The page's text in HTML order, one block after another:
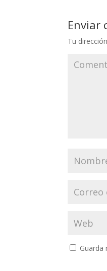
Enviar
Tu
Guarda